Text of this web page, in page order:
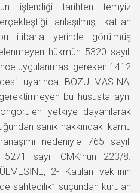
işlendiği tarihten temyiz
anlaşılmış, katılan
itibarla yerinde görülmüş
hükmün 5320 sayılı
uygulanması gereken 1412
uyarınca BOZULMASINA,
bu hususta aynı
yetkiye dayanılarak
sanık hakkındaki kamu
nedeniyle 765 sayılı
sayılı CMK’nun 223/8.
2- Katılan vekilinin
sahtecilik” suçundan kurulan